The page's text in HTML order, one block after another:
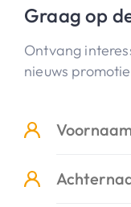
Graag op
Ontvang
nieuws